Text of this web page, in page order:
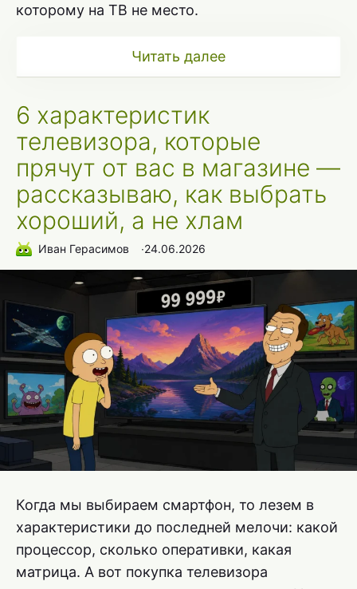
которому на ТВ не место.
Читать далее
6 характеристик
телевизора, которые
прячут от вас в магазине —
рассказываю, как выбрать
хороший, а не хлам
Иван Герасимов ∙24.06.2026
Когда мы выбираем смартфон, то лезем в
характеристики до последней мелочи: какой
процессор, сколько оперативки, какая
матрица. А вот покупка телевизора